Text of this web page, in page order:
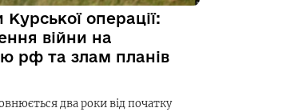
операції:
війни на
рф та злам планів
два роки від початку